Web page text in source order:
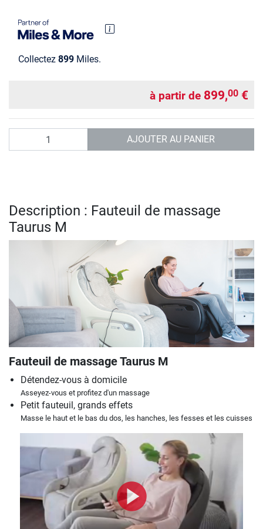
Collectez 899 Miles.
à partir de 899,00 €
AJOUTER AU PANIER
Description : Fauteuil de massage
Taurus M
Fauteuil de massage Taurus M
Détendez-vous à domicile
Asseyez-vous et profitez d'un massage
Petit fauteuil, grands effets
Masse le haut et le bas du dos, les hanches, les fesses et les cuisses